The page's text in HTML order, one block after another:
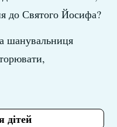
до Святого Йосифа?
шанувальниця